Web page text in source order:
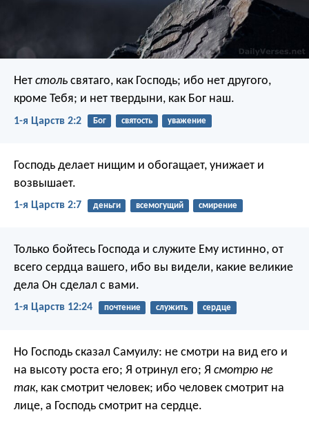
Нет столь святаго, как Господь; ибо нет другого,
кроме Тебя; и нет твердыни, как Бог наш.
1-я Царств 2:2 Бог святость уважение
Господь делает нищим и обогащает, унижает и
возвышает.
1-я Царств 2:7 деньги всемогущий смирение
Только бойтесь Господа и служите Ему истинно, от
всего сердца вашего, ибо вы видели, какие великие
дела Он сделал с вами.
1-я Царств 12:24 почтение служить сердце
Но Господь сказал Самуилу: не смотри на вид его и
на высоту роста его; Я отринул его; Я смотрю не
так, как смотрит человек; ибо человек смотрит на
лице, а Господь смотрит на сердце.